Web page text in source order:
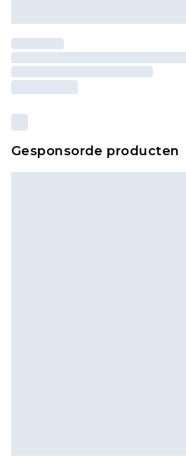
Gesponsorde producten